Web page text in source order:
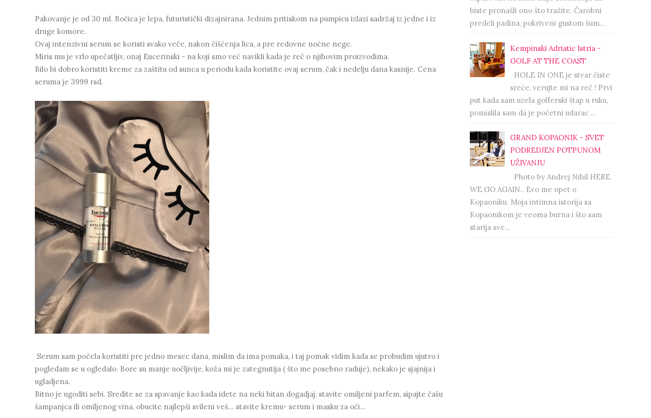
Pakovanje je od 30 ml. Bočica je lepa, futuristički dizajnirana. Jednim pritiskom na pumpicu izlazi sadržaj iz jedne i iz
druge komore.
Ovaj intenzivni serum se koristi svako veče, nakon čišćenja lica, a pre redovne noćne nege.
Miris mu je vrlo upečatljiv, onaj Eucerinski - na koji smo već navikli kada je reč o njihovim proizvodima.
Bilo bi dobro koristiti kreme za zaštitu od sunca u periodu kada koristite ovaj serum, čak i nedelju dana kasnije. Cena
seruma je 3999 rsd.
Serum sam počela koristiti pre jedno mesec dana, mislim da ima pomaka, i taj pomak vidim kada se probudim ujutro i
pogledam se u ogledalo. Bore su manje uočljivije, koža mi je zategnutija ( što me posebno raduje), nekako je sjajnija i
ugladjena.
Bitno je ugoditi sebi. Sredite se za spavanje kao kada idete na neki bitan dogadjaj, stavite omiljeni parfem, sipajte čašu
šampanjca ili omiljenog vina, obucite najlepši svileni veš... stavite kremu- serum i masku za oči...
biste pronašli ono što tražite. Čarobni
predeli padina, pokriveni gustom šum...
Kempinski Adriatic Istria -
GOLF AT THE COAST
HOLE IN ONE je stvar čiste
sreće, verujte mi na reč ! Prvi
put kada sam uzela golferski štap u ruku,
pomislila sam da je početni udarac ...
GRAND KOPAONIK - SVET
PODREDJEN POTPUNOM
UŽIVANJU
Photo by Andrej Nihil HERE
WE GO AGAIN.. Evo me opet o
Kopaoniku. Moja intimna istorija sa
Kopaonikom je veoma burna i što sam
starija sve...